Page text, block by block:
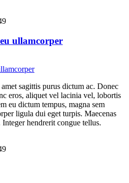
ullamcorper
sagittis purus dictum ac. Donec
eros, aliquet vel lacinia vel, lobortis
eu dictum tempus, magna sem
ligula dui eget turpis. Maecenas
hendrerit congue tellus.